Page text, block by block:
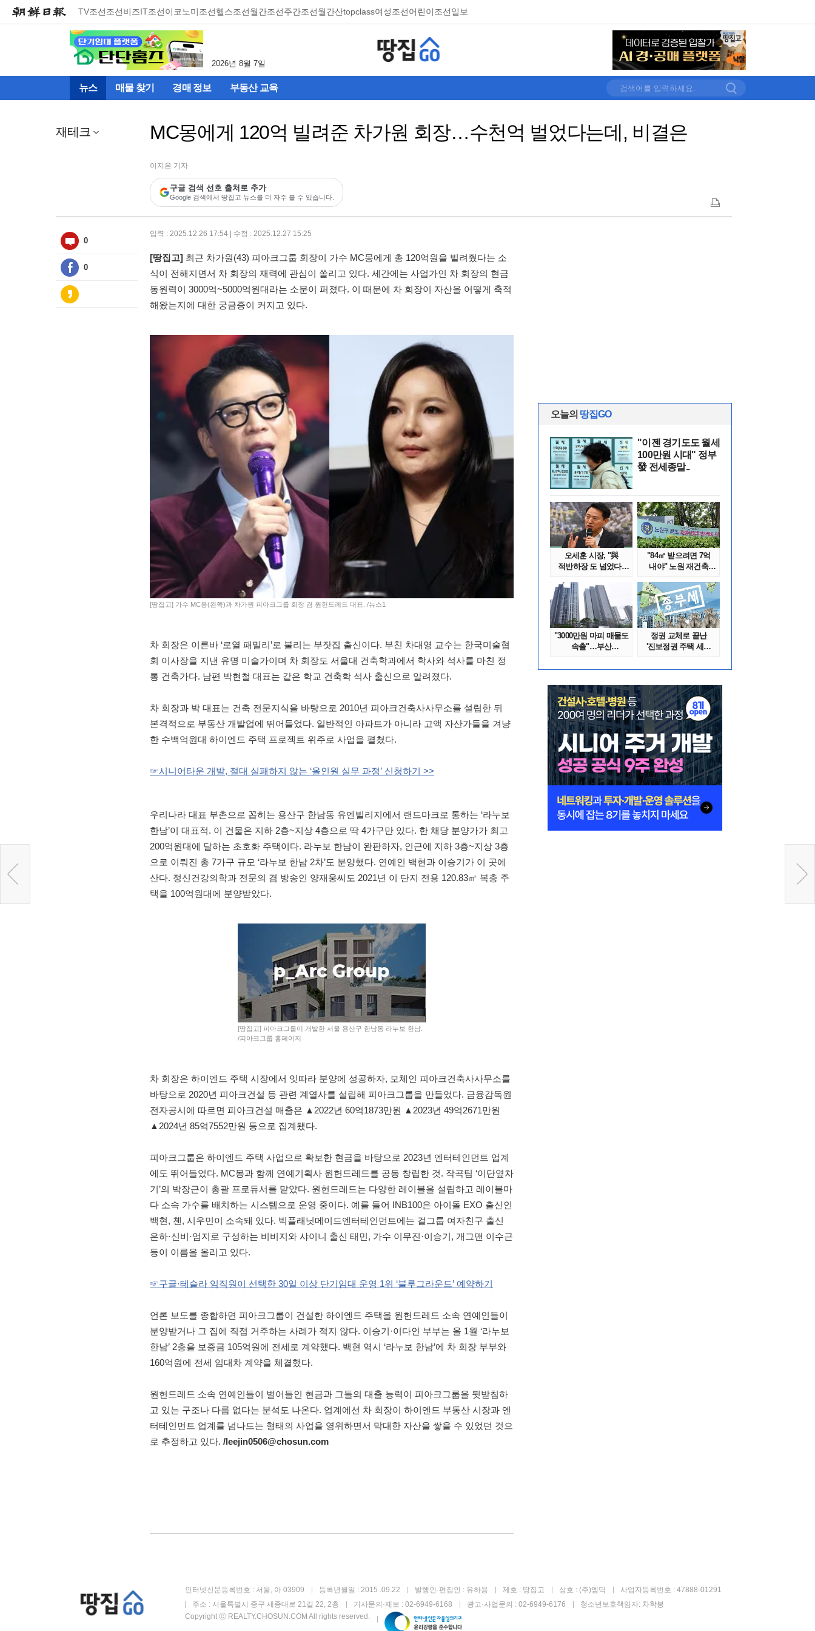
TV조선조선비즈IT조선이코노미조선헬스조선월간조선주간조선월간산topclass여성조선어린이조선일보
2026년 8월 7일
뉴스 매물 찾기 경매 정보 부동산 교육
재테크 MC몽에게 120억 빌려준 차가원 회장…수천억 벌었다는데, 비결은
이지은 기자
구글 검색 선호 출처로 추가
Google 검색에서 땅집고 뉴스를 더 자주 볼 수 있습니다.
0
0
입력 : 2025.12.26 17:54 | 수정 : 2025.12.27 15:25
[땅집고] 최근 차가원(43) 피아크그룹 회장이 가수 MC몽에게 총 120억원을 빌려줬다는 소
식이 전해지면서 차 회장의 재력에 관심이 쏠리고 있다. 세간에는 사업가인 차 회장의 현금
동원력이 3000억~5000억원대라는 소문이 퍼졌다. 이 때문에 차 회장이 자산을 어떻게 축적
해왔는지에 대한 궁금증이 커지고 있다.
[땅집고] 가수 MC몽(왼쪽)과 차가원 피아크그룹 회장 겸 원헌드레드 대표. /뉴스1
차 회장은 이른바 ‘로열 패밀리’로 불리는 부잣집 출신이다. 부친 차대영 교수는 한국미술협
회 이사장을 지낸 유명 미술가이며 차 회장도 서울대 건축학과에서 학사와 석사를 마친 정
통 건축가다. 남편 박현철 대표는 같은 학교 건축학 석사 출신으로 알려졌다.
차 회장과 박 대표는 건축 전문지식을 바탕으로 2010년 피아크건축사사무소를 설립한 뒤
본격적으로 부동산 개발업에 뛰어들었다. 일반적인 아파트가 아니라 고액 자산가들을 겨냥
한 수백억원대 하이엔드 주택 프로젝트 위주로 사업을 펼쳤다.
☞시니어타운 개발, 절대 실패하지 않는 ‘올인원 실무 과정’ 신청하기 >>
우리나라 대표 부촌으로 꼽히는 용산구 한남동 유엔빌리지에서 랜드마크로 통하는 ‘라누보
한남’이 대표적. 이 건물은 지하 2층~지상 4층으로 딱 4가구만 있다. 한 채당 분양가가 최고
200억원대에 달하는 초호화 주택이다. 라누보 한남이 완판하자, 인근에 지하 3층~지상 3층
으로 이뤄진 총 7가구 규모 ‘라누보 한남 2차’도 분양했다. 연예인 백현과 이승기가 이 곳에
산다. 정신건강의학과 전문의 겸 방송인 양재웅씨도 2021년 이 단지 전용 120.83㎡ 복층 주
택을 100억원대에 분양받았다.
[땅집고] 피아크그룹이 개발한 서울 용산구 한남동 라누보 한남.
/피아크그룹 홈페이지
차 회장은 하이엔드 주택 시장에서 잇따라 분양에 성공하자, 모체인 피아크건축사사무소를
바탕으로 2020년 피아크건설 등 관련 계열사를 설립해 피아크그룹을 만들었다. 금융감독원
전자공시에 따르면 피아크건설 매출은 ▲2022년 60억1873만원 ▲2023년 49억2671만원
▲2024년 85억7552만원 등으로 집계됐다.
피아크그룹은 하이엔드 주택 사업으로 확보한 현금을 바탕으로 2023년 엔터테인먼트 업계
에도 뛰어들었다. MC몽과 함께 연예기획사 원헌드레드를 공동 창립한 것. 작곡팀 ‘이단옆차
기’의 박장근이 총괄 프로듀서를 맡았다. 원헌드레드는 다양한 레이블을 설립하고 레이블마
다 소속 가수를 배치하는 시스템으로 운영 중이다. 예를 들어 INB100은 아이돌 EXO 출신인
백현, 첸, 시우민이 소속돼 있다. 빅플래닛메이드엔터테인먼트에는 걸그룹 여자친구 출신
은하·신비·엄지로 구성하는 비비지와 샤이니 출신 태민, 가수 이무진·이승기, 개그맨 이수근
등이 이름을 올리고 있다.
☞구글·테슬라 임직원이 선택한 30일 이상 단기임대 운영 1위 ‘블루그라운드’ 예약하기
언론 보도를 종합하면 피아크그룹이 건설한 하이엔드 주택을 원헌드레드 소속 연예인들이
분양받거나 그 집에 직접 거주하는 사례가 적지 않다. 이승기·이다인 부부는 올 1월 ‘라누보
한남’ 2층을 보증금 105억원에 전세로 계약했다. 백현 역시 ‘라누보 한남’에 차 회장 부부와
160억원에 전세 임대차 계약을 체결했다.
원헌드레드 소속 연예인들이 벌어들인 현금과 그들의 대출 능력이 피아크그룹을 뒷받침하
고 있는 구조나 다름 없다는 분석도 나온다. 업계에선 차 회장이 하이엔드 부동산 시장과 엔
터테인먼트 업계를 넘나드는 형태의 사업을 영위하면서 막대한 자산을 쌓을 수 있었던 것으
로 추정하고 있다. /leejin0506@chosun.com
오늘의 땅집GO
"이젠 경기도도 월세
100만원 시대" 정부
發 전세종말..
오세훈 시장, "與
적반하장 도 넘었다"
"84㎡ 받으려면 7억
내야" 노원 재건축
"3000만원 마피 매물도
속출"…부산
정권 교체로 끝난
'진보정권 주택 세금
인터넷신문등록번호 : 서울, 아 03909 등록년월일 : 2015 .09.22 발행인·편집인 : 유하용 제호 : 땅집고 상호 : (주)엠딕
사업자등록번호 : 47888-01291
주소 : 서울특별시 중구 세종대로 21길 22, 2층
기사문의·제보 : 02-6949-6168 광고·사업문의 : 02-6949-6176
청소년보호책임자: 차학봉
Copyright ⓒ REALTY.CHOSUN.COM All rights reserved.